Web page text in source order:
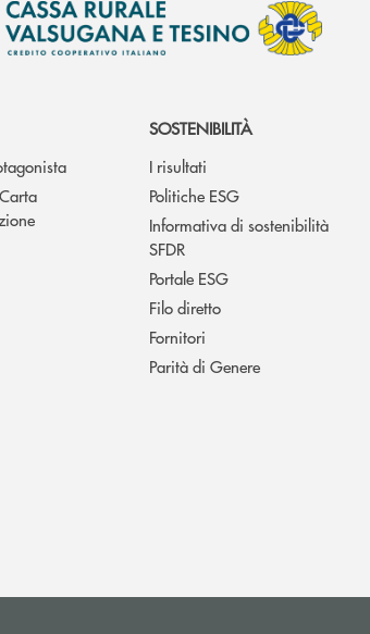
SOSTENIBILITÀ
I risultati
Politiche ESG
Informativa di sostenibilità
SFDR
Portale ESG
Filo diretto
Fornitori
Parità di Genere